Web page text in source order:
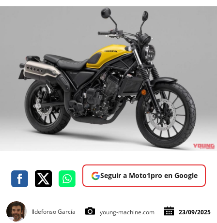
Seguir a Moto1pro en Google
Ildefonso García young-machine.com 23/09/2025